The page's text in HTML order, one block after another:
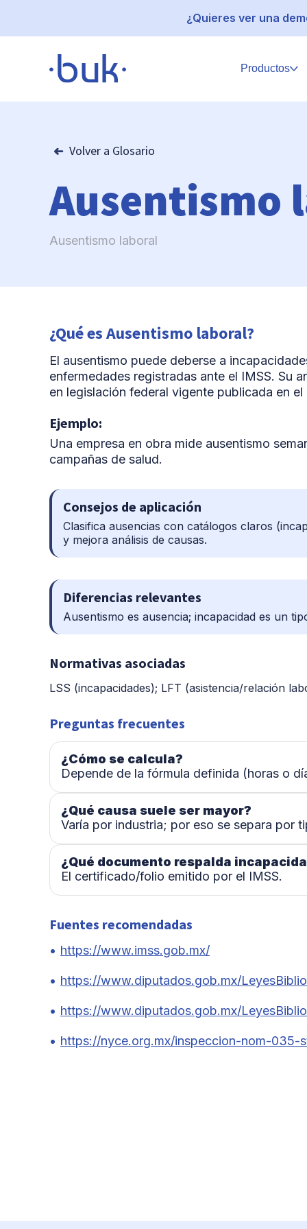
¿Quieres ver una
Productos
Volver a Glosario
Ausentismo
Ausentismo laboral
¿Qué es Ausentismo laboral?
El ausentismo puede deberse a
enfermedades registradas ante el IMSS. Su
en legislación federal vigente publicada en
Ejemplo:
Una empresa en obra mide ausentismo
campañas de salud.
Consejos de aplicación
Clasifica ausencias con catálogos claros
y mejora análisis de causas.
Diferencias relevantes
Ausentismo es ausencia; incapacidad es un
Normativas asociadas
LSS (incapacidades); LFT (asistencia/relación
Preguntas frecuentes
¿Cómo se calcula?
Depende de la fórmula definida (horas o
¿Qué causa suele ser mayor?
Varía por industria; por eso se separa por
¿Qué documento respalda
El certificado/folio emitido por el IMSS.
Fuentes recomendadas
https://www.imss.gob.mx/
https://www.diputados.gob.mx/
https://www.diputados.gob.mx/
https://nyce.org.mx/inspeccion-nom-